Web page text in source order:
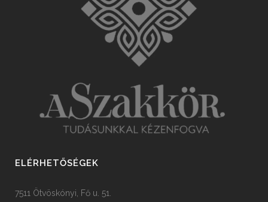
ELÉRHETŐSÉGEK
7511 Ötvöskónyi, Fő u. 51.